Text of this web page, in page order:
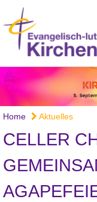
Home Aktuelles
CELLER